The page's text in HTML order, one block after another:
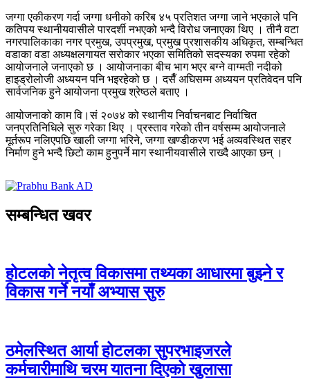
जग्गा एकीकरण गर्दा जग्गा धनीको करिब ४५ प्रतिशत जग्गा जाने भएकाले पनि
कतिपय स्थानीयवासीले पारदर्शी नभएको भन्दै विरोध जनाएका थिए । तीनै वटा
नगरपालिकाका नगर प्रमुख, उपप्रमुख, प्रमुख प्रशासकीय अधिकृत, सम्बन्धित
वडाका वडा अध्यक्षलगायत सरोकार भएका समितिको सदस्यका रुपमा रहेको
आयोजनाले जनाएको छ । आयोजनाका बीच भाग भएर बग्ने वाग्मती नदीको
हाइड्रोलोजी अध्ययन पनि भइरहेको छ । दसैँ अघिसम्म अध्ययन प्रतिवेदन पनि
सार्वजनिक हुने आयोजना प्रमुख श्रेष्ठले बताए ।
आयोजनाको काम वि।सं २०७४ को स्थानीय निर्वाचनबाट निर्वाचित
जनप्रतिनिधिले सुरु गरेका थिए । प्रस्ताव गरेको तीन वर्षसम्म आयोजनाले
मूर्तरूप नलिएपछि खाली जग्गा भरिने, जग्गा खण्डीकरण भई अव्यवस्थित सहर
निर्माण हुने भन्दै छिटो काम हुनुपर्ने माग स्थानीयवासीले राख्दै आएका छन् ।
सम्बन्धित खवर
होटलको नेतृत्व विकासमा तथ्यका आधारमा बुझ्ने र
विकास गर्ने नयाँ अभ्यास सुरु
ठमेलस्थित आर्या होटलका सुपरभाइजरले
कर्मचारीमाथि चरम यातना दिएको खुलासा